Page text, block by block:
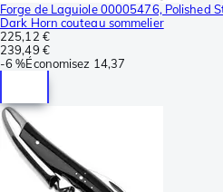
Forge de Laguiole 00005476, Polished
Dark Horn couteau sommelier
225,12 €
239,49 €
-6 %Économisez 14,37